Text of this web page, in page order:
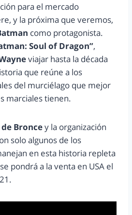
para el mercado
y la próxima que veremos,
como protagonista.
Soul of Dragon”,
viajar hasta la década
que reúne a los
del murciélago que mejor
marciales tienen.
Broncey la organización
solo algunos de los
en esta historia repleta
pondrá a la venta en USA el